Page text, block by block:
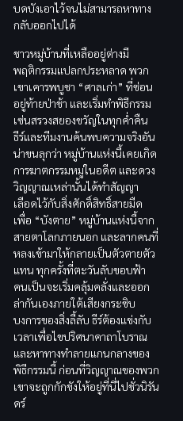
บดบังเอาไว้จนไม่สามารถหาทาง
กลับออกไปได้
ชาวหมู่บ้านที่เหลืออยู่ต่างมี
พฤติกรรมแปลกประหลาด พวก
เขาเคารพบูชา “ศาลเก่า” ที่ซ่อน
อยู่ท้ายป่าช้า และเริ่มทำพิธีกรรม
เซ่นสรวงสยองขวัญในทุกค่ำคืน
ธีร์และทีมงานค้นพบความจริงอัน
น่าขนลุกว่า หมู่บ้านแห่งนี้เคยเกิด
การฆาตกรรมหมู่ในอดีต และดวง
วิญญาณเหล่านั้นได้ทำสัญญา
เลือดไว้กับสิ่งศักดิ์สิทธิ์สายมืด
เพื่อ “บังตาย” หมู่บ้านแห่งนี้จาก
สายตาโลกภายนอก และลากคนที่
หลงเข้ามาให้กลายเป็นตัวตายตัว
แทน ทุกครั้งที่ตะวันลับขอบฟ้า
คนเป็นจะเริ่มคลุ้มคลั่งและออก
ล่ากันเองภายใต้เสียงกระซิบ
บงการของสิ่งลี้ลับ ธีร์ต้องแข่งกับ
เวลาเพื่อไขปริศนาคาถาโบราณ
และหาทางทำลายแกนกลางของ
พิธีกรรมนี้ ก่อนที่วิญญาณของพวก
เขาจะถูกกักขังให้อยู่ที่นี่ไปชั่วนิรัน
ดร์